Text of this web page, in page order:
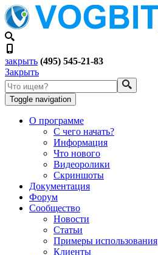
закрыть (495) 545-21-83
Закрыть
Toggle navigation
О программе
С чего начать?
Информация
Что нового
Видеоролики
Скриншоты
Документация
Форум
Сообщество
Новости
Статьи
Примеры использования
Клиенты